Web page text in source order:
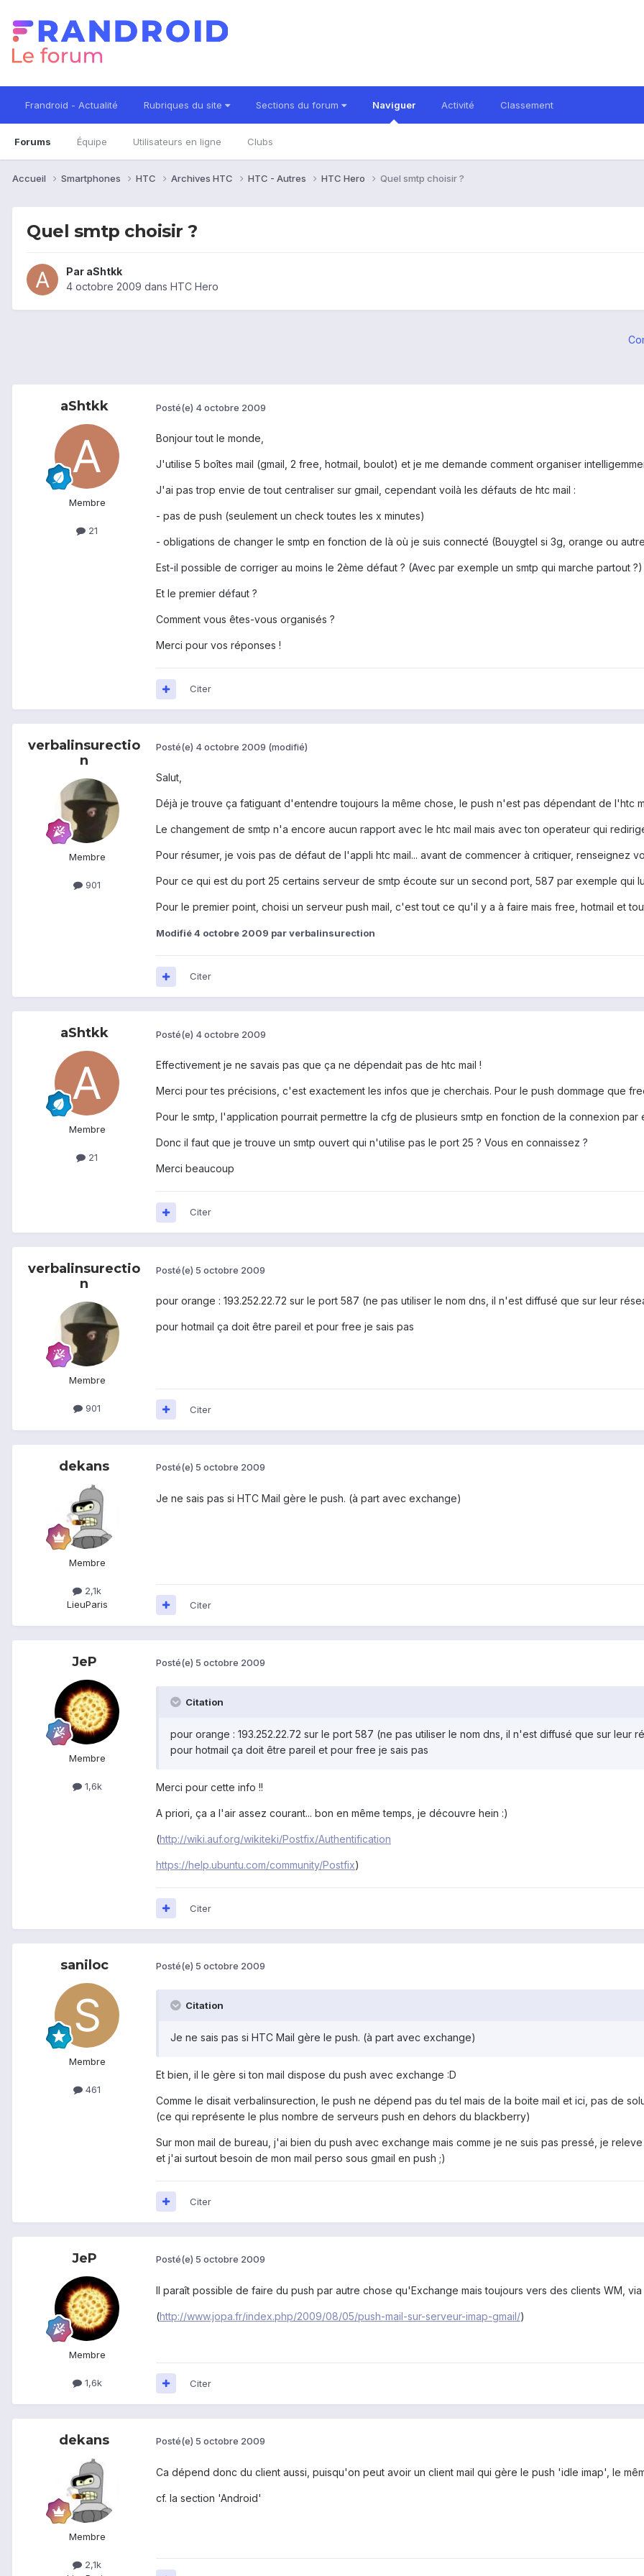
Frandroid - Actualité Rubriques du site Sections du forum Naviguer
Forums Équipe Utilisateurs en ligne Clubs
Activité Classement
Accueil Smartphones HTC Archives HTC HTC - Autres HTC Hero Quel smtp choisir ?
Quel smtp choisir ?
Par aShtkk
4 octobre 2009 dans HTC Hero
aShtkk
Membre
21
Posté(e) 4 octobre 2009
Bonjour tout le monde,
J'utilise 5 boîtes mail (gmail, 2 free, hotmail, boulot) et je me demande comment organiser
J'ai pas trop envie de tout centraliser sur gmail, cependant voilà les défauts de htc mail :
- pas de push (seulement un check toutes les x minutes)
- obligations de changer le smtp en fonction de là où je suis connecté (Bouygtel si 3g, orange ou
Est-il possible de corriger au moins le 2ème défaut ? (Avec par exemple un smtp qui marche partout ?)
Et le premier défaut ?
Comment vous êtes-vous organisés ?
Merci pour vos réponses !
Citer
verbalinsurectio
n
Membre
901
Posté(e) 4 octobre 2009 (modifié)
Salut,
Déjà je trouve ça fatiguant d'entendre toujours la même chose, le push n'est pas dépendant de l'htc
Le changement de smtp n'a encore aucun rapport avec le htc mail mais avec ton operateur qui
Pour résumer, je vois pas de défaut de l'appli htc mail... avant de commencer à critiquer, renseignez
Pour ce qui est du port 25 certains serveur de smtp écoute sur un second port, 587 par exemple qui
Pour le premier point, choisi un serveur push mail, c'est tout ce qu'il y a à faire mais free, hotmail et
Modifié4 octobre 2009 par verbalinsurection
Citer
aShtkk
Membre
21
Posté(e) 4 octobre 2009
Effectivement je ne savais pas que ça ne dépendait pas de htc mail !
Merci pour tes précisions, c'est exactement les infos que je cherchais. Pour le push dommage que
Pour le smtp, l'application pourrait permettre la cfg de plusieurs smtp en fonction de la connexion
Donc il faut que je trouve un smtp ouvert qui n'utilise pas le port 25 ? Vous en connaissez ?
Merci beaucoup
Citer
verbalinsurectio
n
Membre
901
Posté(e) 5 octobre 2009
pour orange : 193.252.22.72 sur le port 587 (ne pas utiliser le nom dns, il n'est diffusé que sur leur
pour hotmail ça doit être pareil et pour free je sais pas
Citer
dekans
Membre
2,1k
LieuParis
Posté(e) 5 octobre 2009
Je ne sais pas si HTC Mail gère le push. (à part avec exchange)
Citer
JeP
Membre
1,6k
Posté(e) 5 octobre 2009
Citation
pour orange : 193.252.22.72 sur le port 587 (ne pas utiliser le nom dns, il n'est diffusé que sur leur
pour hotmail ça doit être pareil et pour free je sais pas
Merci pour cette info !!
A priori, ça a l'air assez courant... bon en même temps, je découvre hein :)
(http://wiki.auf.org/wikiteki/Postfix/Authentification
https://help.ubuntu.com/community/Postfix)
Citer
saniloc
Membre
461
Posté(e) 5 octobre 2009
Citation
Je ne sais pas si HTC Mail gère le push. (à part avec exchange)
Et bien, il le gère si ton mail dispose du push avec exchange :D
Comme le disait verbalinsurection, le push ne dépend pas du tel mais de la boite mail et ici, pas de
(ce qui représente le plus nombre de serveurs push en dehors du blackberry)
Sur mon mail de bureau, j'ai bien du push avec exchange mais comme je ne suis pas pressé, je
et j'ai surtout besoin de mon mail perso sous gmail en push ;)
Citer
JeP
Membre
1,6k
Posté(e) 5 octobre 2009
Il paraît possible de faire du push par autre chose qu'Exchange mais toujours vers des clients WM,
(http://www.jopa.fr/index.php/2009/08/05/push-mail-sur-serveur-imap-gmail/)
Citer
dekans
Membre
2,1k
Posté(e) 5 octobre 2009
Ca dépend donc du client aussi, puisqu'on peut avoir un client mail qui gère le push 'idle imap', le
cf. la section 'Android'